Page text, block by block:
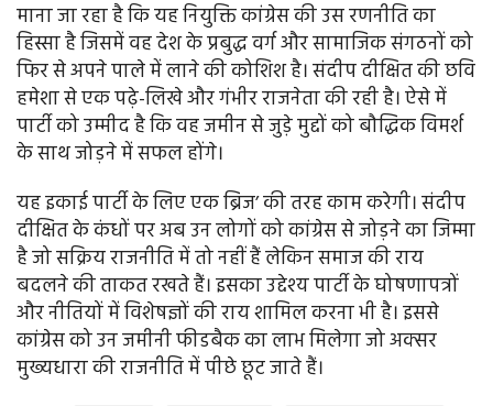
माना जा रहा है कि यह नियुक्ति कांग्रेस की उस रणनीति का
हिस्सा है जिसमें वह देश के प्रबुद्ध वर्ग और सामाजिक संगठनों को
फिर से अपने पाले में लाने की कोशिश है। संदीप दीक्षित की छवि
हमेशा से एक पढ़े-लिखे और गंभीर राजनेता की रही है। ऐसे में
पार्टी को उम्मीद है कि वह जमीन से जुड़े मुद्दों को बौद्धिक विमर्श
के साथ जोड़ने में सफल होंगे।
यह इकाई पार्टी के लिए एक ब्रिज’ की तरह काम करेगी। संदीप
दीक्षित के कंधों पर अब उन लोगों को कांग्रेस से जोड़ने का जिम्मा
है जो सक्रिय राजनीति में तो नहीं हैं लेकिन समाज की राय
बदलने की ताकत रखते हैं। इसका उद्देश्य पार्टी के घोषणापत्रों
और नीतियों में विशेषज्ञों की राय शामिल करना भी है। इससे
कांग्रेस को उन जमीनी फीडबैक का लाभ मिलेगा जो अक्सर
मुख्यधारा की राजनीति में पीछे छूट जाते हैं।